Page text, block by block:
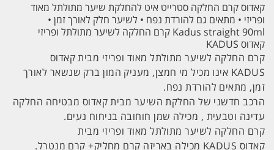
קאדוס קרם החלקה סטרייט איט להחלקת שיער מתולתל מאוד
ופריזי • מתאים גם להורדת נפח • לשיער חלק לאורך זמן •
Kadus straight 90ml קרם החלקה לשיער מתולתל ופריזי
קאדוס KADUS
קרם החלקה לשיער מתולתל מאוד ופריזי מבית קאדוס
KADUS אינו מכיל מי חמצן, מעניק המון ברק שנשאר לאורך
זמן, מתאים להורדת נפח.
הרכב חדשני של החלקת השיער מבית קאדוס מבטיחה החלקה
עדינה וטבעית , מכילה שמן חוחובה בניחוח נעים.
קרם החלקה לשיער מתולתל מאוד ופריזי מבית
קאדוס KADUS מכילה באריזה קרם מחליק+ קרם מנטרל.